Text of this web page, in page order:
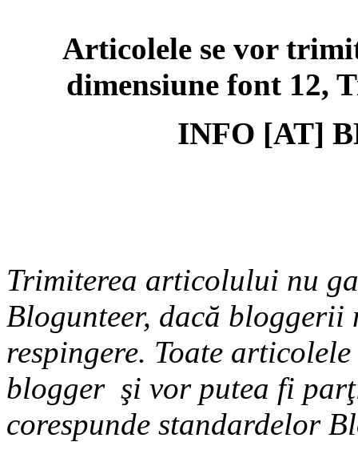
Articolele se vor
dimensiune font 12,
INFO [AT]
Trimiterea articolului nu
Blogunteer, dacă bloggerii
respingere. Toate
blogger şi vor putea fi
corespunde standardelor